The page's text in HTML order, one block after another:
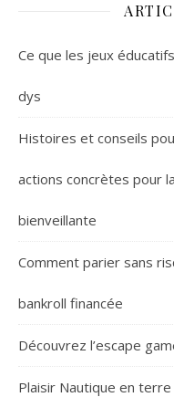
Ce que les jeux
dys
Histoires et conseils
actions concrètes pour
bienveillante
Comment parier sans
bankroll financée
Découvrez l’escape
Plaisir Nautique en